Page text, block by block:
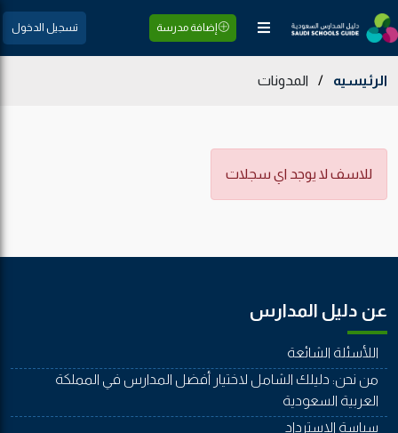
إضافة مدرسة تسجيل الدخول
الرئيسيه / المدونات
للاسف لا يوجد اي سجلات
عن دليل المدارس
اللأسئلة الشائعة
من نحن: دليلك الشامل لاختيار أفضل المدارس في المملكة
العربية السعودية
سياسة الاسترداد